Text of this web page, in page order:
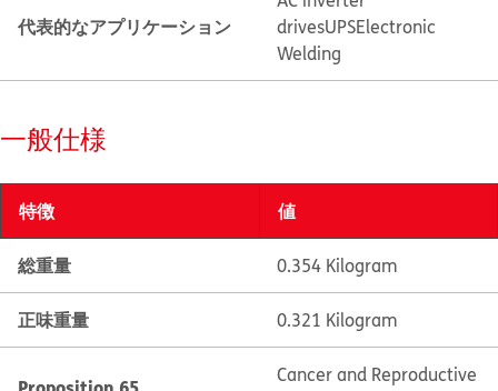
代表的なアプリケーション
drivesUPSElectronic
Welding
一般仕様
特徴 値
総重量 0.354 Kilogram
正味重量 0.321 Kilogram
Cancer and Reproductive